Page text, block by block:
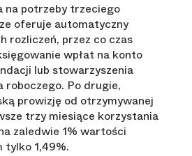
na potrzeby trzeciego
oferuje automatyczny
rozliczeń, przez co czas
wpłat na konto
lub stowarzyszenia
roboczego. Po drugie,
prowizję od otrzymywanej
trzy miesiące korzystania
zaledwie 1% wartości
tylko 1,49%.